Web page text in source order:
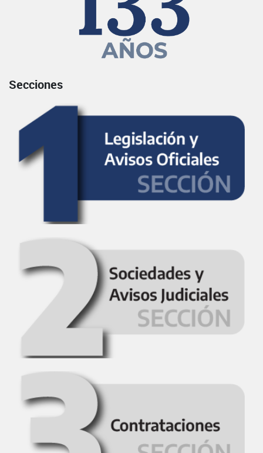
Secciones